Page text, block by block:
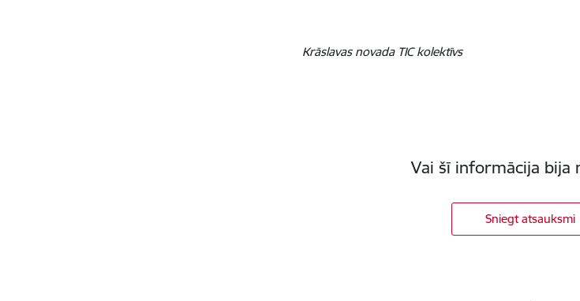
Krāslavas novada TIC kolektīvs
Vai šī informācija bija
Sniegt atsauksmi